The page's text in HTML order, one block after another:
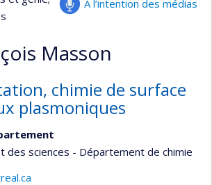
À l’intention des médias
Masson
chimie de surface
plasmoniques
des sciences - Département de chimie